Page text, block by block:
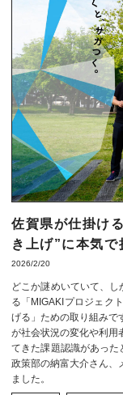
佐賀県が仕掛け
き上げ”に本気で
2026/2/20
どこか謎めいていて、
る「MIGAKIプロジェク
げる」ための取り組みで
が社会状況の変化や利用
てきた課題認識があった
政策部の納富大介さん、
ました。